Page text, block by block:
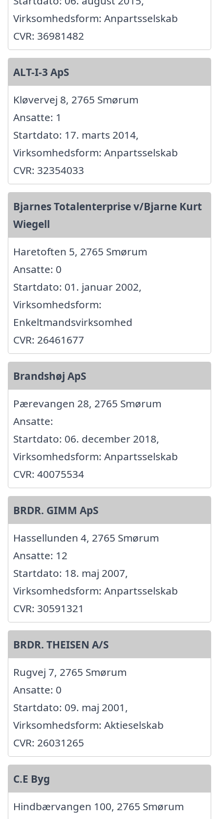
Virksomhedsform: Anpartsselskab
CVR: 36981482
ALT-I-3 ApS
Kløvervej 8, 2765 Smørum
Ansatte: 1
Startdato: 17. marts 2014,
Virksomhedsform: Anpartsselskab
CVR: 32354033
Bjarnes Totalenterprise v/Bjarne Kurt
Wiegell
Haretoften 5, 2765 Smørum
Ansatte: 0
Startdato: 01. januar 2002,
Virksomhedsform:
Enkeltmandsvirksomhed
CVR: 26461677
Brandshøj ApS
Pærevangen 28, 2765 Smørum
Ansatte:
Startdato: 06. december 2018,
Virksomhedsform: Anpartsselskab
CVR: 40075534
BRDR. GIMM ApS
Hassellunden 4, 2765 Smørum
Ansatte: 12
Startdato: 18. maj 2007,
Virksomhedsform: Anpartsselskab
CVR: 30591321
BRDR. THEISEN A/S
Rugvej 7, 2765 Smørum
Ansatte: 0
Startdato: 09. maj 2001,
Virksomhedsform: Aktieselskab
CVR: 26031265
C.E Byg
Hindbærvangen 100, 2765 Smørum